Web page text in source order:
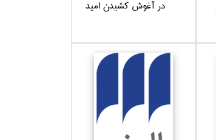
در آغوش كشيدن اميد